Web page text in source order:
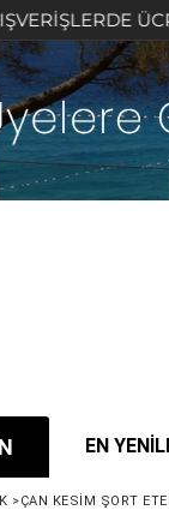
EN
>ÇAN KESİM ŞORT